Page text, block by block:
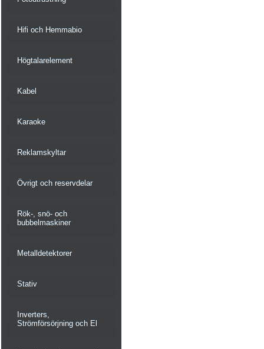
Hifi och Hemmabio
Högtalarelement
Kabel
Karaoke
Reklamskyltar
Övrigt och reservdelar
Rök-, snö- och
bubbelmaskiner
Metalldetektorer
Stativ
Inverters,
Strömförsörjning och El